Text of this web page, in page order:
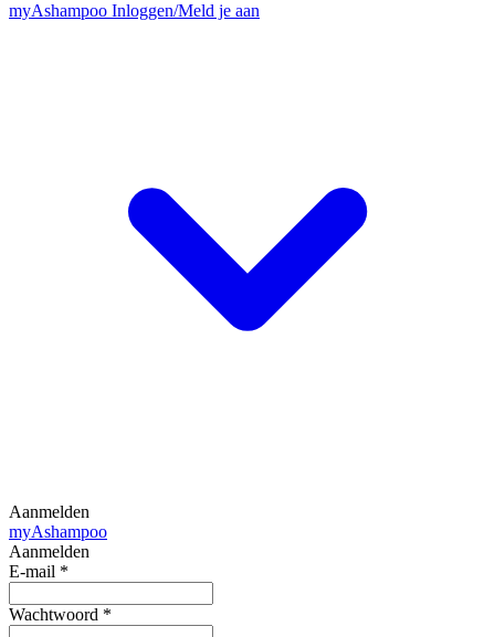
myAshampoo Inloggen/Meld je aan
Aanmelden
myAshampoo
Aanmelden
E-mail *
Wachtwoord *